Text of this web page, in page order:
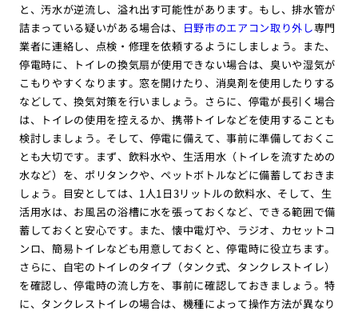
と、汚水が逆流し、溢れ出す可能性があります。もし、排水管が
詰まっている疑いがある場合は、 日野市のエアコン取り外し専門
業者に連絡し、点検・修理を依頼するようにしましょう。また、
停電時に、トイレの換気扇が使用できない場合は、臭いや湿気が
こもりやすくなります。窓を開けたり、消臭剤を使用したりする
などして、換気対策を行いましょう。さらに、停電が長引く場合
は、トイレの使用を控えるか、携帯トイレなどを使用することも
検討しましょう。そして、停電に備えて、事前に準備しておくこ
とも大切です。まず、飲料水や、生活用水（トイレを流すための
水など）を、ポリタンクや、ペットボトルなどに備蓄しておきま
しょう。目安としては、1人1日3リットルの飲料水、そして、生
活用水は、お風呂の浴槽に水を張っておくなど、できる範囲で備
蓄しておくと安心です。また、懐中電灯や、ラジオ、カセットコ
ンロ、簡易トイレなども用意しておくと、停電時に役立ちます。
さらに、自宅のトイレのタイプ（タンク式、タンクレストイレ）
を確認し、停電時の流し方を、事前に確認しておきましょう。特
に、タンクレストイレの場合は、機種によって操作方法が異なり